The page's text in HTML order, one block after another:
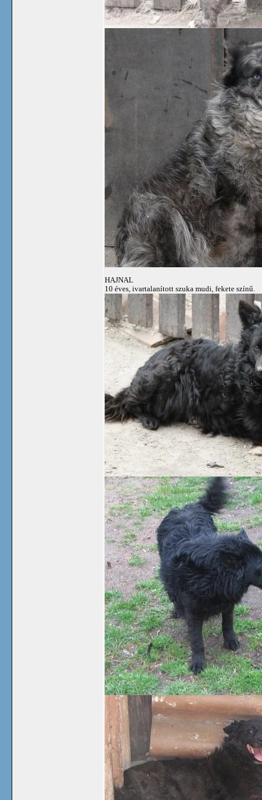
HAJNAL
10 éves, ivartalanított szuka mudi, fekete színű.